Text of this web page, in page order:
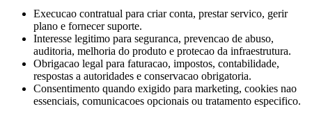
Execucao contratual para criar conta, prestar servico, gerir
plano e fornecer suporte.
Interesse legitimo para seguranca, prevencao de abuso,
auditoria, melhoria do produto e protecao da infraestrutura.
Obrigacao legal para faturacao, impostos, contabilidade,
respostas a autoridades e conservacao obrigatoria.
Consentimento quando exigido para marketing, cookies nao
essenciais, comunicacoes opcionais ou tratamento especifico.